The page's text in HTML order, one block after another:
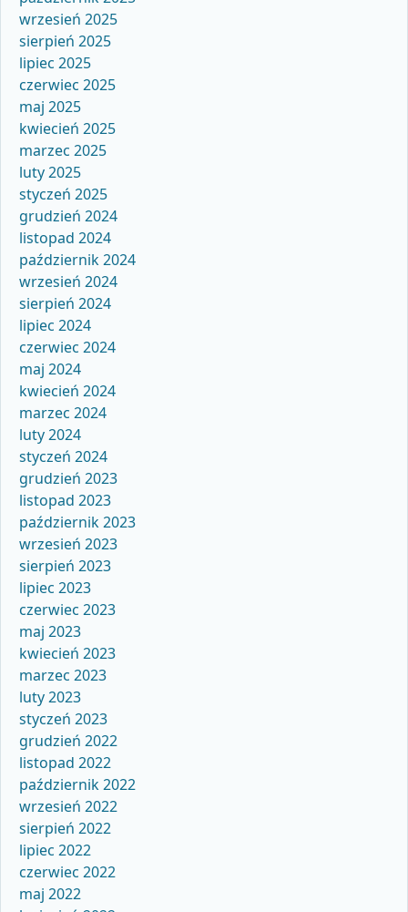
wrzesień 2025
sierpień 2025
lipiec 2025
czerwiec 2025
maj 2025
kwiecień 2025
marzec 2025
luty 2025
styczeń 2025
grudzień 2024
listopad 2024
październik 2024
wrzesień 2024
sierpień 2024
lipiec 2024
czerwiec 2024
maj 2024
kwiecień 2024
marzec 2024
luty 2024
styczeń 2024
grudzień 2023
listopad 2023
październik 2023
wrzesień 2023
sierpień 2023
lipiec 2023
czerwiec 2023
maj 2023
kwiecień 2023
marzec 2023
luty 2023
styczeń 2023
grudzień 2022
listopad 2022
październik 2022
wrzesień 2022
sierpień 2022
lipiec 2022
czerwiec 2022
maj 2022